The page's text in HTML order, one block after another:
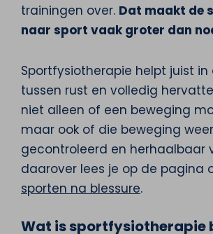
trainingen over. Dat maakt de
naar sport vaak groter dan
Sportfysiotherapie helpt juist
tussen rust en volledig
niet alleen of een beweging
maar ook of die beweging
gecontroleerd en herhaalbaar
daarover lees je op de pagina
sporten na blessure.
Wat is sportfysiotherapie